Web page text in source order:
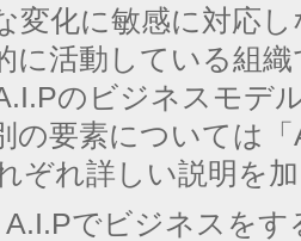
変化に敏感に対応
に活動している組
のビジネスモデ
の要素については
ぞれ詳しい説明を
A.I.Pでビジネスをす